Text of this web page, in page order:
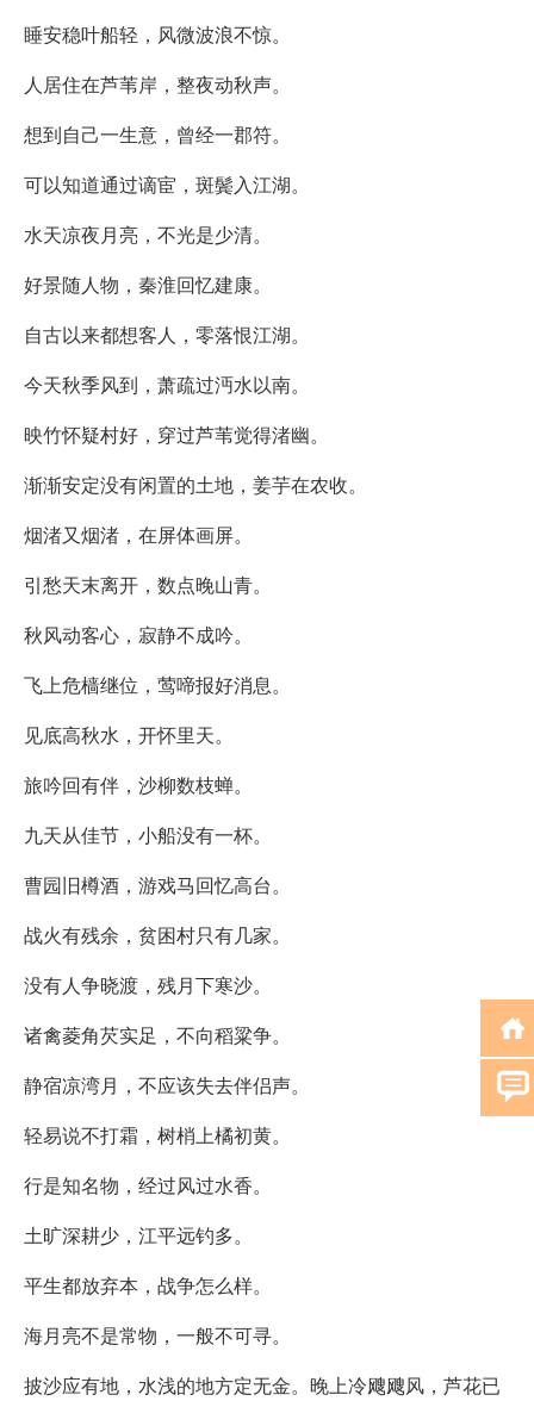
睡安稳叶船轻，风微波浪不惊。
人居住在芦苇岸，整夜动秋声。
想到自己一生意，曾经一郡符。
可以知道通过谪宦，斑鬓入江湖。
水天凉夜月亮，不光是少清。
好景随人物，秦淮回忆建康。
自古以来都想客人，零落恨江湖。
今天秋季风到，萧疏过沔水以南。
映竹怀疑村好，穿过芦苇觉得渚幽。
渐渐安定没有闲置的土地，姜芋在农收。
烟渚又烟渚，在屏体画屏。
引愁天末离开，数点晚山青。
秋风动客心，寂静不成吟。
飞上危樯继位，莺啼报好消息。
见底高秋水，开怀里天。
旅吟回有伴，沙柳数枝蝉。
九天从佳节，小船没有一杯。
曹园旧樽酒，游戏马回忆高台。
战火有残余，贫困村只有几家。
没有人争晓渡，残月下寒沙。
诸禽菱角芡实足，不向稻粱争。
静宿凉湾月，不应该失去伴侣声。
轻易说不打霜，树梢上橘初黄。
行是知名物，经过风过水香。
土旷深耕少，江平远钓多。
平生都放弃本，战争怎么样。
海月亮不是常物，一般不可寻。
披沙应有地，水浅的地方定无金。晚上冷飕飕风，芦花已